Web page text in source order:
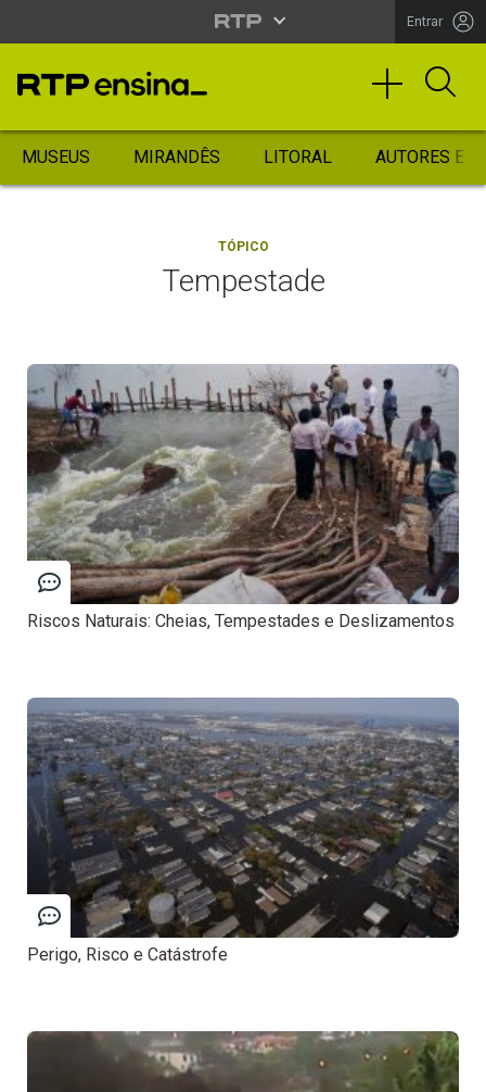
Entrar
MUSEUS MIRANDÊS LITORAL AUTORES
TÓPICO
Tempestade
Riscos Naturais: Cheias, Tempestades e Deslizamentos
Perigo, Risco e Catástrofe